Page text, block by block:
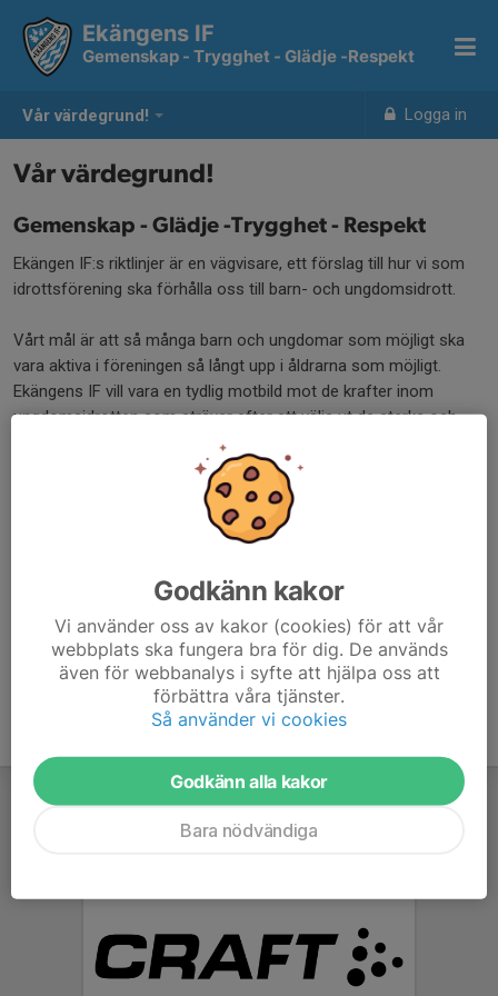
Vår värdegrund! Logga in
Ekängens IF
Gemenskap - Trygghet - Glädje -Respekt
Vår värdegrund!
Gemenskap - Glädje -Trygghet - Respekt
Ekängen IF:s riktlinjer är en vägvisare, ett förslag till hur vi som
idrottsförening ska förhålla oss till barn- och ungdomsidrott.
Vårt mål är att så många barn och ungdomar som möjligt ska
vara aktiva i föreningen så långt upp i åldrarna som möjligt.
Ekängens IF vill vara en tydlig motbild mot de krafter inom
ungdomsidrotten som strävar efter att välja ut de starka och
Vi vill fokusera på laganda och kamratskap, inte på intern
Vi vill visa att en långsiktig och metodisk utbildning leder längre
än hets och konkurrenstänkande.
och ungdomar till bra och hälsosamma människor.
VÄRDEGRUND LEDARE
Godkänn kakor
Vi använder oss av kakor (cookies) för att vår
webbplats ska fungera bra för dig. De används
även för webbanalys i syfte att hjälpa oss att
förbättra våra tjänster.
Så använder vi cookies
Godkänn alla kakor
Bara nödvändiga